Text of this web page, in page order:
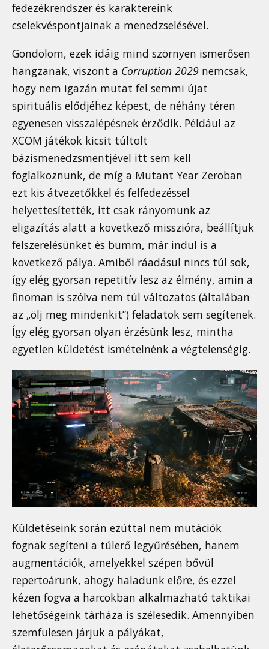
fedezékrendszer és karaktereink
cselekvéspontjainak a menedzselésével.
Gondolom, ezek idáig mind szörnyen ismerősen
hangzanak, viszont a Corruption 2029 nemcsak,
hogy nem igazán mutat fel semmi újat
spirituális elődjéhez képest, de néhány téren
egyenesen visszalépésnek érződik. Például az
XCOM játékok kicsit túltolt
bázismenedzsmentjével itt sem kell
foglalkoznunk, de míg a Mutant Year Zeroban
ezt kis átvezetőkkel és felfedezéssel
helyettesítették, itt csak rányomunk az
eligazítás alatt a következő misszióra, beállítjuk
felszerelésünket és bumm, már indul is a
következő pálya. Amiből ráadásul nincs túl sok,
így elég gyorsan repetitív lesz az élmény, amin a
finoman is szólva nem túl változatos (általában
az „ölj meg mindenkit”) feladatok sem segítenek.
Így elég gyorsan olyan érzésünk lesz, mintha
egyetlen küldetést ismételnénk a végtelenségig.
Küldetéseink során ezúttal nem mutációk
fognak segíteni a túlerő legyűrésében, hanem
augmentációk, amelyekkel szépen bővül
repertoárunk, ahogy haladunk előre, és ezzel
kézen fogva a harcokban alkalmazható taktikai
lehetőségeink tárháza is szélesedik. Amennyiben
szemfülesen járjuk a pályákat,